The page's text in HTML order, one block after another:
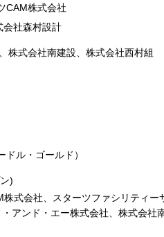
CAM株式会社
会社森村設計
式会社南建設、株式会社西村組
ル・ゴールド）
)
式会社、スターツファシリティー
ド・エー株式会社、株式会社